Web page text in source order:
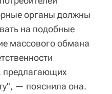
органы должны
на подобные
массового обмана
предлагающих
— пояснила она.